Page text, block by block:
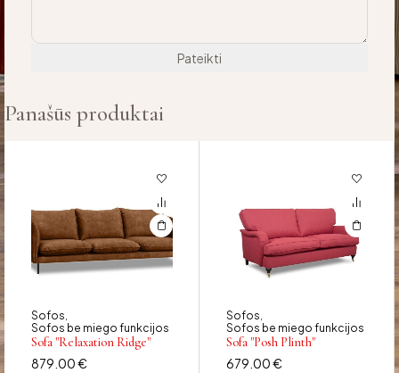
Panašūs produktai
Sofos
Sofos be miego funkcijos
Sofa "Relaxation Ridge"
879.00€
Sofos
Sofos be miego funkcijos
Sofa "Posh Plinth"
679.00€